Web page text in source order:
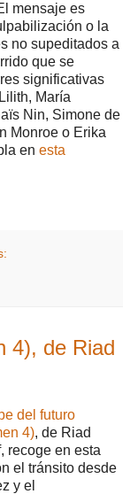
mensaje es
o la
no supeditados a
que se
significativas
María
Nin, Simone de
Monroe o Erika
en esta
4), de Riad
del futuro
4), de Riad
recoge en esta
el tránsito desde
y el